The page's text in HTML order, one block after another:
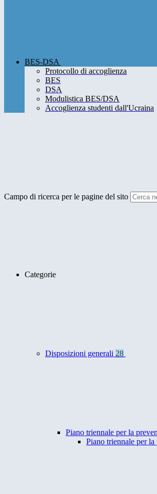
BES-DSA
Protocollo di accoglienza
BES
DSA
Modulistica BES/DSA
Accoglienza studenti dall'Ucraina
Campo di ricerca per le pagine del sito
Categorie
Disposizioni generali 28
Piano triennale per la
Piano triennale per